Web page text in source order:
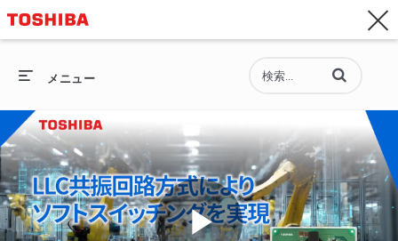
総合トップ
総合トップ
セミコンダクター
ストレージ
メニュー 動画の検索語句